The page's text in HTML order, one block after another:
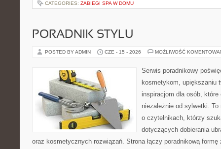
CATEGORIES: ZABIEGI SPA W DOMU
PORADNIK STYLU
POSTED BY ADMIN CZE - 15 - 2026 MOŻLIWOŚĆ
Serwis poradnikowy
kosmetykom, upiększaniu
inspiracjom dla osób,
niezależnie od sylwetki.
o czytelnikach, którzy
dotyczących dobierania
oraz kosmetycznych rozwiązań. Strona łączy poradnikową